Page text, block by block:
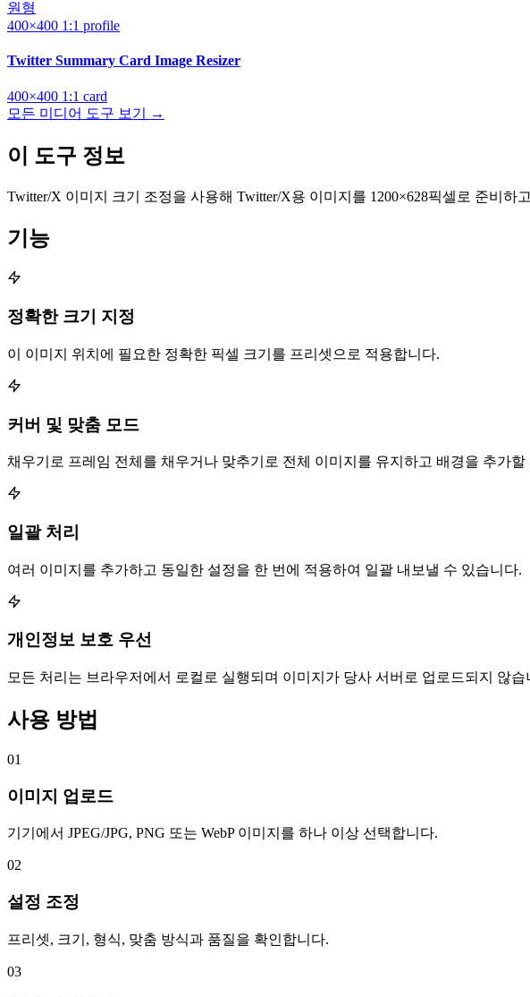
원형
400×400 1:1 profile
Twitter Summary Card Image Resizer
400×400 1:1 card
모든 미디어 도구 보기 →
이 도구 정보
Twitter/X 이미지 크기 조정을 사용해 Twitter/X용 이미지를 1200×628픽셀로 준비하
기능
정확한 크기 지정
이 이미지 위치에 필요한 정확한 픽셀 크기를 프리셋으로 적용합니다.
커버 및 맞춤 모드
채우기로 프레임 전체를 채우거나 맞추기로 전체 이미지를 유지하고 배경을 추가할
일괄 처리
여러 이미지를 추가하고 동일한 설정을 한 번에 적용하여 일괄 내보낼 수 있습니다.
개인정보 보호 우선
모든 처리는 브라우저에서 로컬로 실행되며 이미지가 당사 서버로 업로드되지 않습
사용 방법
01
이미지 업로드
기기에서 JPEG/JPG, PNG 또는 WebP 이미지를 하나 이상 선택합니다.
02
설정 조정
프리셋, 크기, 형식, 맞춤 방식과 품질을 확인합니다.
03